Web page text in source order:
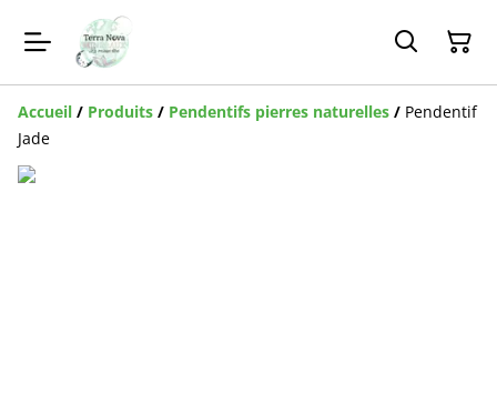
Accueil / Produits / Pendentifs pierres naturelles / Pendentif
Jade